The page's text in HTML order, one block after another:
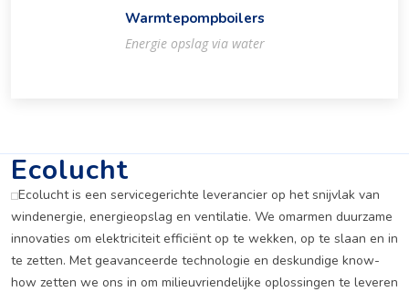
Warmtepompboilers
Energie opslag via water
Ecolucht
Ecolucht is een servicegerichte leverancier op het snijvlak van
windenergie, energieopslag en ventilatie. We omarmen duurzame
innovaties om elektriciteit efficiënt op te wekken, op te slaan en in
te zetten. Met geavanceerde technologie en deskundige know-
how zetten we ons in om milieuvriendelijke oplossingen te leveren